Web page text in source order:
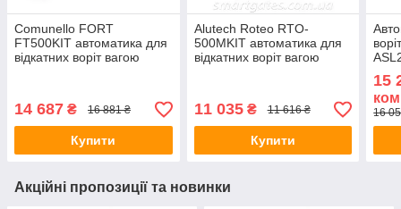
Comunello FORT
FT500KIT автоматика для
відкатних воріт вагою
14 687 ₴ 16 881 ₴
Купити
Alutech Roteo RTO-
500MKIT автоматика для
відкатних воріт вагою
11 035₴ 11 616 ₴
Купити
15
16
Акційні пропозиції та новинки